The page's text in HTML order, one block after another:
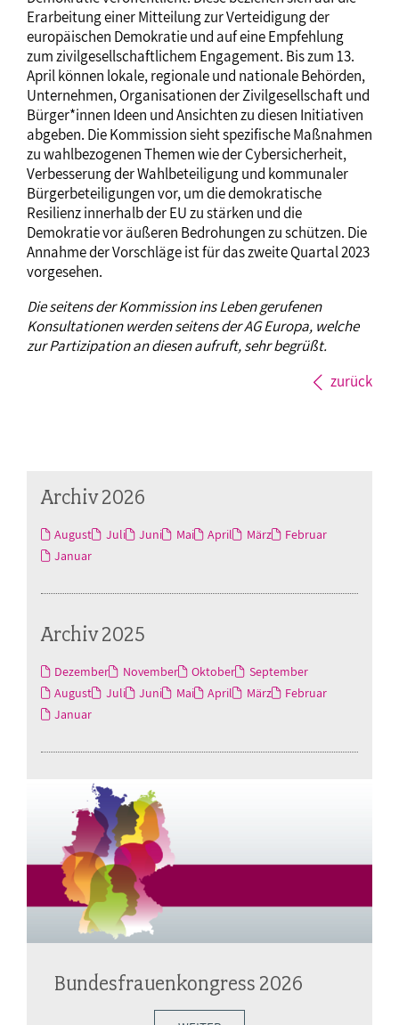
Erarbeitung einer Mitteilung zur Verteidigung der
europäischen Demokratie und auf eine Empfehlung
zum zivilgesellschaftlichem Engagement. Bis zum 13.
April können lokale, regionale und nationale Behörden,
Unternehmen, Organisationen der Zivilgesellschaft und
Bürger*innen Ideen und Ansichten zu diesen Initiativen
abgeben. Die Kommission sieht spezifische Maßnahmen
zu wahlbezogenen Themen wie der Cybersicherheit,
Verbesserung der Wahlbeteiligung und kommunaler
Bürgerbeteiligungen vor, um die demokratische
Resilienz innerhalb der EU zu stärken und die
Demokratie vor äußeren Bedrohungen zu schützen. Die
Annahme der Vorschläge ist für das zweite Quartal 2023
vorgesehen.
Die seitens der Kommission ins Leben gerufenen
Konsultationen werden seitens der AG Europa, welche
zur Partizipation an diesen aufruft, sehr begrüßt.
zurück
Archiv 2026
August Juli Juni Mai April März
Februar
Januar
Archiv 2025
Dezember November Oktober
September
August
Juli Juni Mai April März
Februar
Januar
Bundesfrauenkongress 2026